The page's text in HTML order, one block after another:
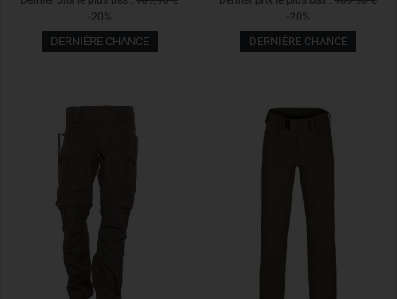
-20%
DERNIÈRE CHANCE
-20%
DERNIÈRE CHANCE